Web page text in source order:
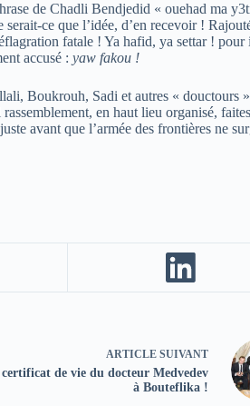
de Chadli Bendjedid « ouehad ma
ce que l’idée, d’en recevoir !
fatale ! Ya hafid, ya settar !
accusé : yaw fakou !
Boukrouh, Sadi et autres «
en haut lieu organisé,
avant que l’armée des frontières
ARTICLE SUIVANT
de vie du docteur Medvedev
à Bouteflika !